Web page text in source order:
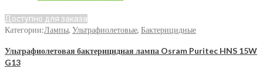
Доступно для заказа
Категории:Лампы, Ультрафиолетовые, Бактерицидные
Ультрафиолетовая бактерицидная лампа Osram Puritec HNS 15W
G13